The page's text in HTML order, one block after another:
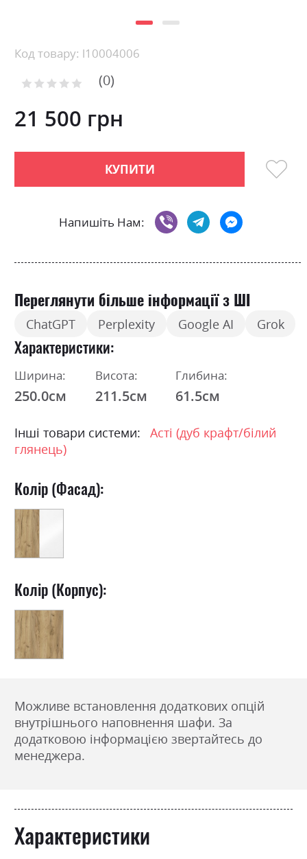
Skip
the
of
the
gallery
Код товару: l10004006
Рейтинг: 0
21 500 грн
КУПИТИ
Напишіть Нам:
Переглянути більше інформації з ШІ
ChatGPT Perplexity Google AI Grok
Характеристики
Ширина:
250.0см
Висота:
211.5см
Глибина:
61.5см
Інші товари системи:
Асті (дуб крафт/білий
глянець)
Колір (Фасад):
Колір (Корпус):
Можливе встановлення додаткових опцій
внутрішнього наповнення шафи. За
додатковою інформацією звертайтесь до
менеджера.
Характеристики